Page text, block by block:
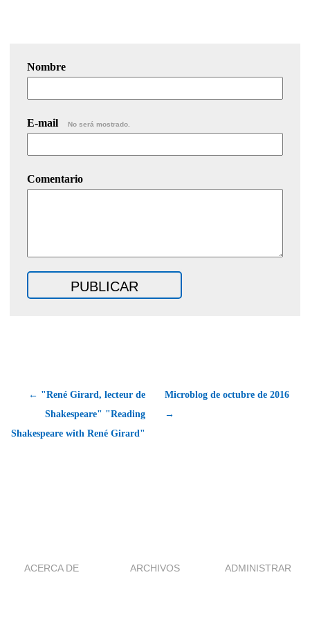
Nombre
E-mail No será mostrado.
Comentario
← "René Girard, lecteur de
Shakespeare" "Reading
Shakespeare with René Girard"
Microblog de octubre de 2016
→
ACERCA DE ARCHIVOS ADMINISTRAR